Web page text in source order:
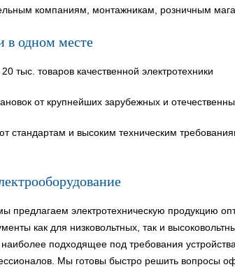
компаниям, монтажникам, розничным
в одном месте
тыс. товаров качественной электротехники
от крупнейших зарубежных и
стандартам и высоким техническим
предлагаем электротехническую продукцию
как для низковольтных, так и
подходящее под требования
Мы готовы быстро решить вопросы